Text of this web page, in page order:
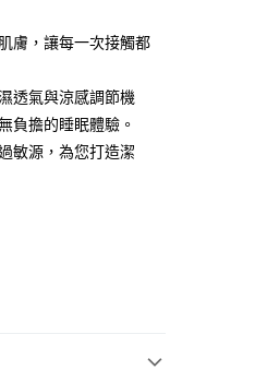
際商業銀行
商業銀行
銀行
灣）商業銀行
商業銀行
商業銀行
銀行
銀行
銀行
灣）商業銀行
銀行
銀行
商業銀行
銀行
銀行
膚，讓每一次接觸都
透氣與涼感調節機
負擔的睡眠體驗。
敏源，為您打造潔